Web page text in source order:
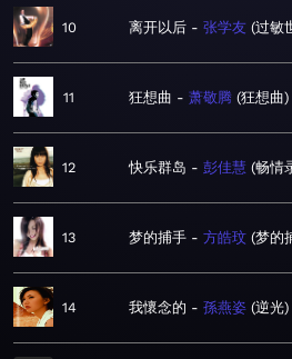
10 离开以后 张学友 过敏
11 狂想曲 萧敬腾 狂想曲
12 快乐群岛 彭佳慧 畅情
13 梦的捕手 方皓玟 梦的
14 我懷念的 孫燕姿 逆光